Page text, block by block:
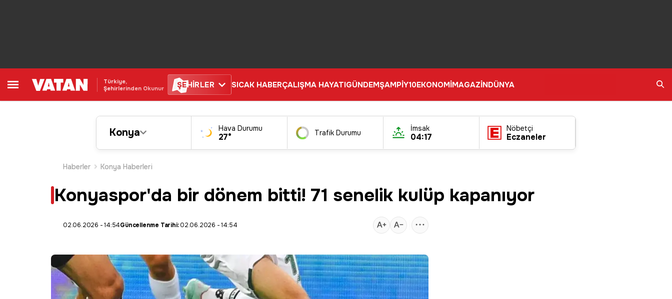
Türkiye,
Şehirlerinden Okunur
ŞEHİRLER SICAK HABERÇALIŞMA HAYATIGÜNDEMŞAMPİY10EKONOMİMAGAZİNDÜNYA
Konya Hava Durumu
27° Trafik Durumu İmsak
04:17
Nöbetçi
Eczaneler
Haberler Konya Haberleri
Konyaspor'da bir dönem bitti! 71 senelik kulüp kapanıyor
02.06.2026 - 14:54Güncellenme Tarihi:02.06.2026 - 14:54